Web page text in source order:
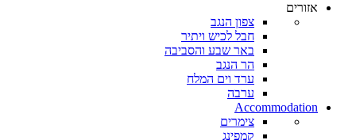
אזורים
צפון הנגב
חבל לכיש ויתיר
באר שבע והסביבה
הר הנגב
ערד וים המלח
ערבה
Accommodation
צימרים
קמפינג